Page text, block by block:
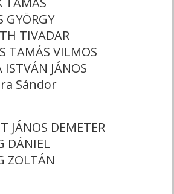
GYÖRGY
TIVADAR
TAMÁS VILMOS
ISTVÁN JÁNOS
Sándor
JÁNOS DEMETER
DÁNIEL
ZOLTÁN